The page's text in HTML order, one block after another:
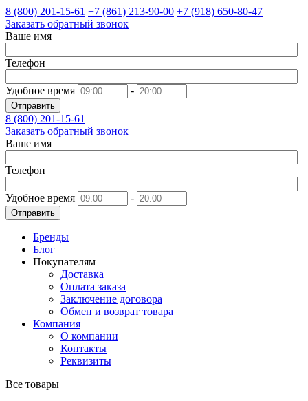
8 (800) 201-15-61 +7 (861) 213-90-00 +7 (918) 650-80-47
Заказать обратный звонок
Ваше имя
Телефон
Удобное время -
Отправить
8 (800) 201-15-61
Заказать обратный звонок
Ваше имя
Телефон
Удобное время -
Отправить
Бренды
Блог
Покупателям
Доставка
Оплата заказа
Заключение договора
Обмен и возврат товара
Компания
О компании
Контакты
Реквизиты
Все товары